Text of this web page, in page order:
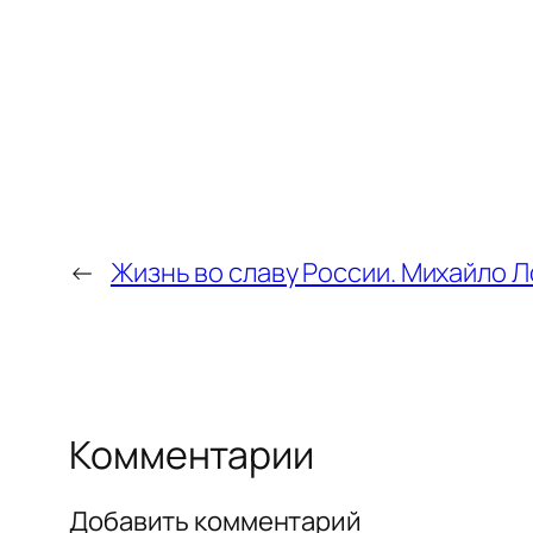
← Жизнь во славу России. Михайло
Комментарии
Добавить комментарий